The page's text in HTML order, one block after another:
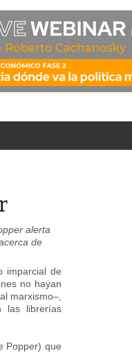
alerta
de
imparcial de
no hayan
marxismo–,
las librerías
Popper) que